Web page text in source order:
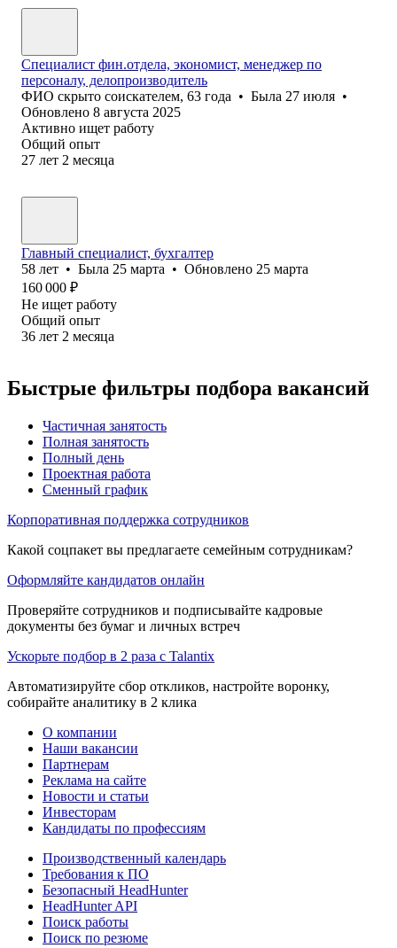
Специалист фин.отдела, экономист, менеджер по
персоналу, делопроизводитель
ФИО скрыто соискателем, 63 года • Была 27 июля •
Обновлено 8 августа 2025
Активно ищет работу
Общий опыт
27 лет 2 месяца
Главный специалист, бухгалтер
58 лет • Была 25 марта • Обновлено 25 марта
160 000 ₽
Не ищет работу
Общий опыт
36 лет 2 месяца
Быстрые фильтры подбора вакансий
Частичная занятость
Полная занятость
Полный день
Проектная работа
Сменный график
Корпоративная поддержка сотрудников
Какой соцпакет вы предлагаете семейным сотрудникам?
Оформляйте кандидатов онлайн
Проверяйте сотрудников и подписывайте кадровые
документы без бумаг и личных встреч
Ускорьте подбор в 2 раза с Talantix
Автоматизируйте сбор откликов, настройте воронку,
собирайте аналитику в 2 клика
О компании
Наши вакансии
Партнерам
Реклама на сайте
Новости и статьи
Инвесторам
Кандидаты по профессиям
Производственный календарь
Требования к ПО
Безопасный HeadHunter
HeadHunter API
Поиск работы
Поиск по резюме